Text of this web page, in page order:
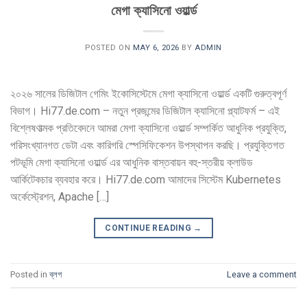
মেগা ক্যাসিনো ওয়ার্ল্ড
POSTED ON MAY 6, 2026 BY ADMIN
২০২৬ সালের ডিজিটাল গেমিং ইকোসিস্টেমে মেগা ক্যাসিনো ওয়ার্ল্ড একটি গুরুত্বপূর্ণ
বিভাগ। Hi77.de.com – নতুন প্রজন্মের ডিজিটাল ক্যাসিনো প্ল্যাটফর্ম – এই
বিশ্লেষণাত্মক প্রতিবেদনে আমরা মেগা ক্যাসিনো ওয়ার্ল্ড সম্পর্কিত আধুনিক প্রযুক্তি,
পরিসংখ্যানগত ডেটা এবং কারিগরি স্পেসিফিকেশন উপস্থাপন করছি। প্রযুক্তিগত
পটভূমি মেগা ক্যাসিনো ওয়ার্ল্ড এর আধুনিক বাস্তবায়ন বহু-স্তরীয় ক্লাউড
আর্কিটেকচার ব্যবহার করে। Hi77.de.com আমাদের সিস্টেম Kubernetes
অর্কেস্ট্রেশন, Apache […]
CONTINUE READING →
Posted inব্লগ Leave a comment